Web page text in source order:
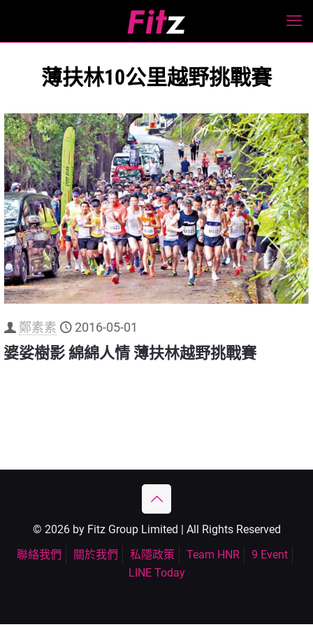
薄扶林10公里越野挑戰賽
鄭素素 2016-05-01
婆娑樹影 綿綿人情 薄扶林越野挑戰賽
© 2026 by Fitz Group Limited | All Rights Reserved
聯絡我們
關於我們 私隱政策 Team HNR
9 Event
LINE Today